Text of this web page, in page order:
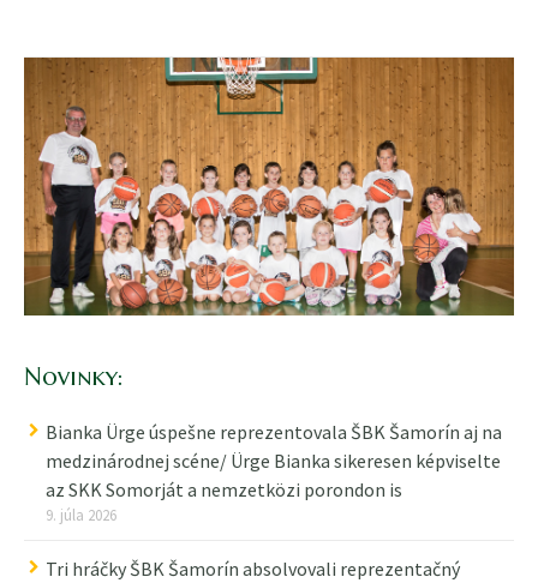
Novinky:
Bianka Ürge úspešne reprezentovala ŠBK Šamorín aj na
medzinárodnej scéne/ Ürge Bianka sikeresen képviselte
az SKK Somorját a nemzetközi porondon is
9. júla 2026
Tri hráčky ŠBK Šamorín absolvovali reprezentačný